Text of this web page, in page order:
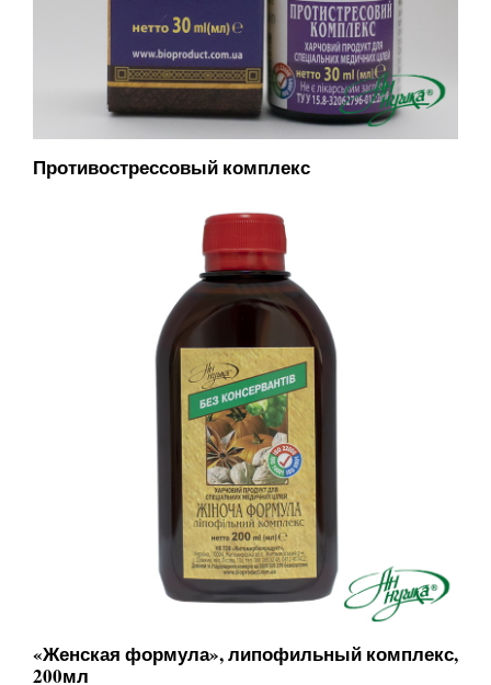
Противострессовый комплекс
«Женская формула», липофильный комплекс,
200мл